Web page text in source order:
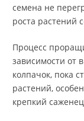
семена не
роста растений
Процесс
зависимости от
колпачок, пока
растений,
крепкий